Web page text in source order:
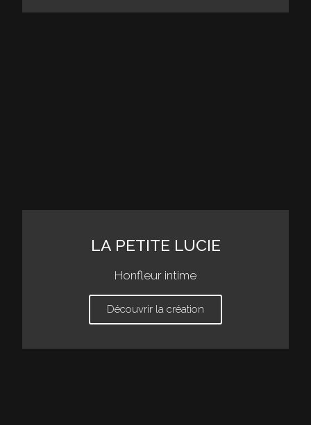
LA PETITE LUCIE
Honfleur intime
Découvrir la création